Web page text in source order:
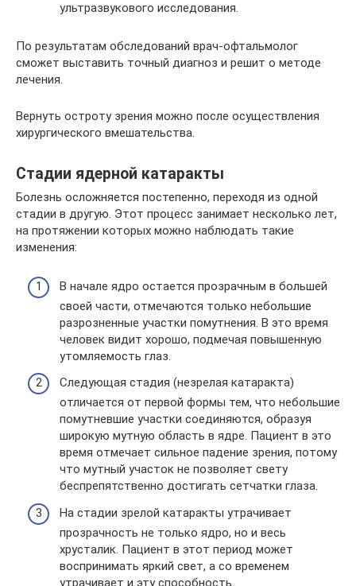
ультразвукового исследования.
По результатам обследований врач-офтальмолог
сможет выставить точный диагноз и решит о методе
лечения.
Вернуть остроту зрения можно после осуществления
хирургического вмешательства.
Стадии ядерной катаракты
Болезнь осложняется постепенно, переходя из одной
стадии в другую. Этот процесс занимает несколько лет,
на протяжении которых можно наблюдать такие
изменения:
В начале ядро остается прозрачным в большей
своей части, отмечаются только небольшие
разрозненные участки помутнения. В это время
человек видит хорошо, подмечая повышенную
утомляемость глаз.
Следующая стадия (незрелая катаракта)
отличается от первой формы тем, что небольшие
помутневшие участки соединяются, образуя
широкую мутную область в ядре. Пациент в это
время отмечает сильное падение зрения, потому
что мутный участок не позволяет свету
беспрепятственно достигать сетчатки глаза.
На стадии зрелой катаракты утрачивает
прозрачность не только ядро, но и весь
хрусталик. Пациент в этот период может
воспринимать яркий свет, а со временем
утрачивает и эту способность.